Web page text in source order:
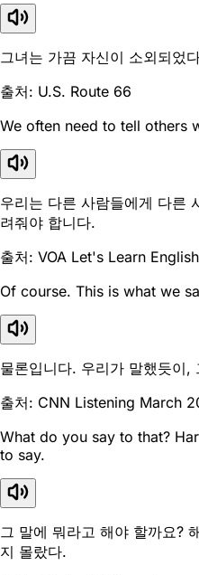
그녀는 가끔 자신이 소외되었
출처: U.S. Route 66
We often need to tell others
우리는 다른 사람들에게 다른
려줘야 합니다.
출처: VOA Let's Learn
Of course. This is what we
물론입니다. 우리가 말했듯이,
출처: CNN Listening March
What do you say to that?
to say.
그 말에 뭐라고 해야 할까요?
지 몰랐다.